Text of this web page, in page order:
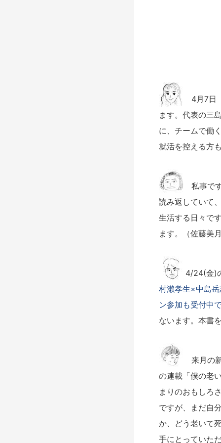
4月7日
ます。代表の三
に、チームで働
就活を控える方
私事で
読み返していて
生活する日々で
ます。（佐藤美
4/24(金)
村瀨孝生×中島
ン参加も受付中
ないます。本書
来月の
の連載「僕の老
まりのおもしろ
ですが、まだ自
か、どう老いて
手にとっていた